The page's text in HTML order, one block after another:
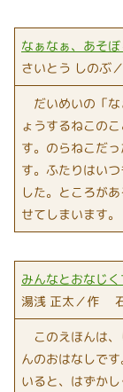
なぁなぁ、あそぼ
さいとう しの
だいめいの「な
ょうするねこの
す。のらねこだ
す。ふたりはい
した。ところが
せてしまいます。
みんなとおなじ
湯浅 正太／作
このえほんは、
んのおはなしで
いると、はずか